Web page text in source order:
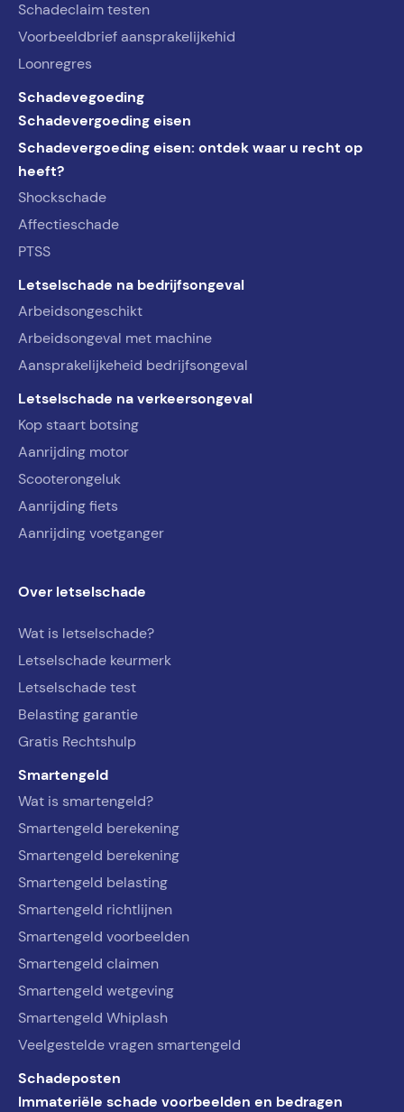
Schadeclaim testen
Voorbeeldbrief aansprakelijkehid
Loonregres
Schadevegoeding
Schadevergoeding eisen
Schadevergoeding eisen: ontdek waar u recht op
heeft?
Shockschade
Affectieschade
PTSS
Letselschade na bedrijfsongeval
Arbeidsongeschikt
Arbeidsongeval met machine
Aansprakelijkeheid bedrijfsongeval
Letselschade na verkeersongeval
Kop staart botsing
Aanrijding motor
Scooterongeluk
Aanrijding fiets
Aanrijding voetganger
Over letselschade
Wat is letselschade?
Letselschade keurmerk
Letselschade test
Belasting garantie
Gratis Rechtshulp
Smartengeld
Wat is smartengeld?
Smartengeld berekening
Smartengeld berekening
Smartengeld belasting
Smartengeld richtlijnen
Smartengeld voorbeelden
Smartengeld claimen
Smartengeld wetgeving
Smartengeld Whiplash
Veelgestelde vragen smartengeld
Schadeposten
Immateriële schade voorbeelden en bedragen